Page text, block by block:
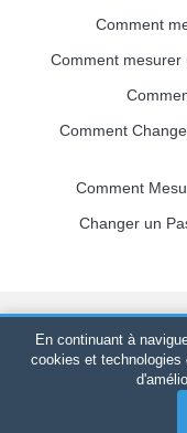
Comment
Comment
Comment
Comment
Changer un
Bracelet-de-
520 247 727 000 57 -
PORTET PDC -
En continuant à
cookies et